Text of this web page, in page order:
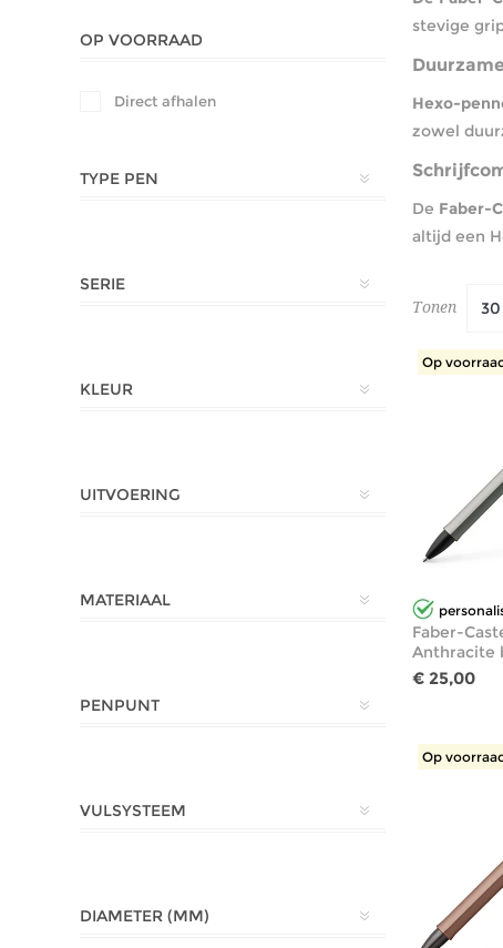
stevige
Hexo-
zowel
De Faber-
altijd een
Tonen
Op
Faber-
Anthracite
€ 25,00
Op
OP VOORRAAD
Direct afhalen
TYPE PEN
SERIE
KLEUR
UITVOERING
MATERIAAL
PENPUNT
VULSYSTEEM
DIAMETER (MM)